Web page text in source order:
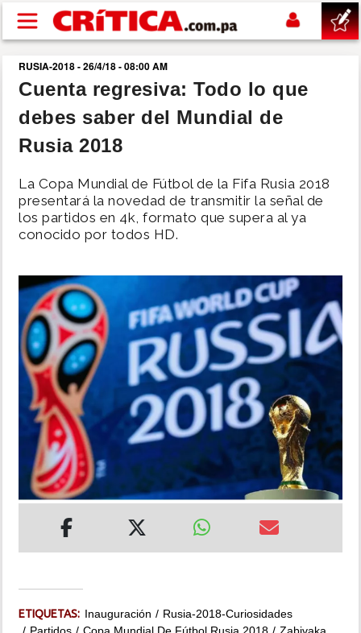
Pasar al contenido principal
buscar
SUCESOS
POLÍTICA
DEPORTES
MUNDO
INSÓLITAS
MULTIMEDIA
IMPRESO
RUSIA-2018 - 26/4/18 - 08:00 AM
Cuenta regresiva: Todo lo que
debes saber del Mundial de
Rusia 2018
La Copa Mundial de Fútbol de la Fifa Rusia 2018
presentará la novedad de transmitir la señal de
los partidos en 4k, formato que supera al ya
conocido por todos HD.
ETIQUETAS: Inauguración
Rusia-2018-Curiosidades